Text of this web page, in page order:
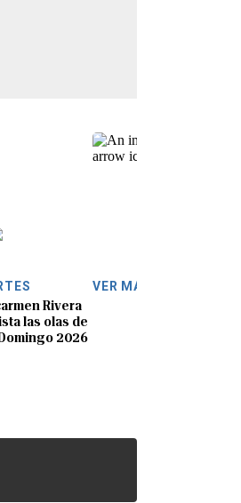
Rivera
las olas de
2026
VER MÁS